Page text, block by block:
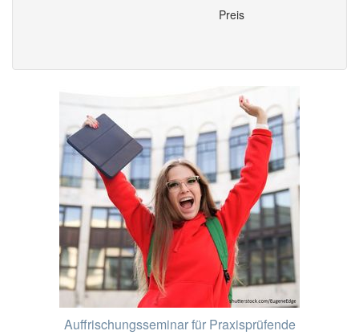
Preis
Auffrischungsseminar für Praxisprüfende